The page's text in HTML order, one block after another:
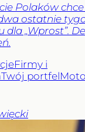
Polaków
ostatnie
dla „Wprost”.
Firmy i
Twój portfel